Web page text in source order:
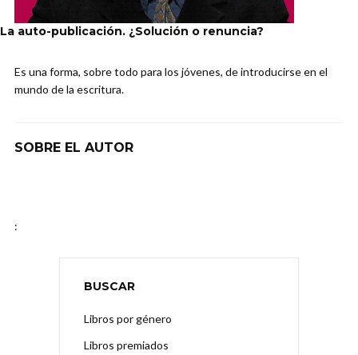
La auto-publicación. ¿Solución o renuncia?
Es una forma, sobre todo para los jóvenes, de introducirse en el
mundo de la escritura.
SOBRE EL AUTOR
:
BUSCAR
Libros por género
Libros premiados